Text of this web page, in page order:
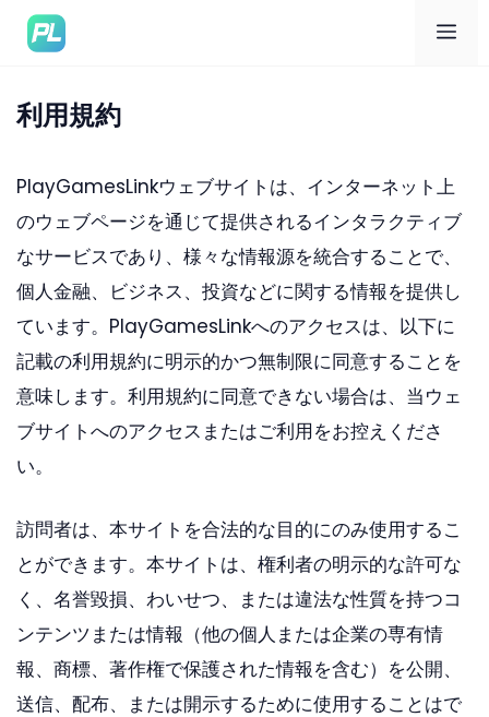
メ
ー
利用規約
PlayGamesLinkウェブサイトは、インターネット上
のウェブページを通じて提供されるインタラクティブ
なサービスであり、様々な情報源を統合することで、
個人金融、ビジネス、投資などに関する情報を提供し
ています。PlayGamesLinkへのアクセスは、以下に
記載の利用規約に明示的かつ無制限に同意することを
意味します。利用規約に同意できない場合は、当ウェ
ブサイトへのアクセスまたはご利用をお控えくださ
い。
訪問者は、本サイトを合法的な目的にのみ使用するこ
とができます。本サイトは、権利者の明示的な許可な
く、名誉毀損、わいせつ、または違法な性質を持つコ
ンテンツまたは情報（他の個人または企業の専有情
報、商標、著作権で保護された情報を含む）を公開、
送信、配布、または開示するために使用することはで